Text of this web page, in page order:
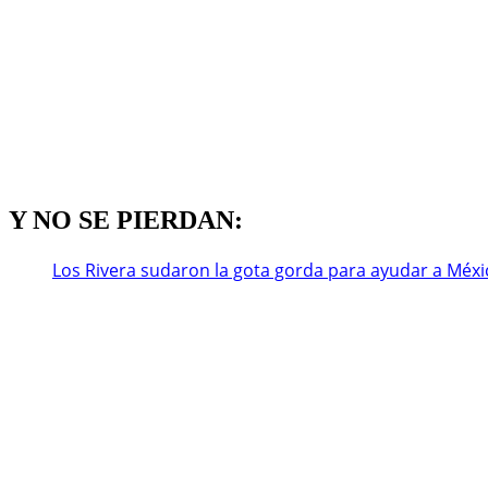
Y NO SE PIERDAN:
Los Rivera sudaron la gota gorda para ayudar a